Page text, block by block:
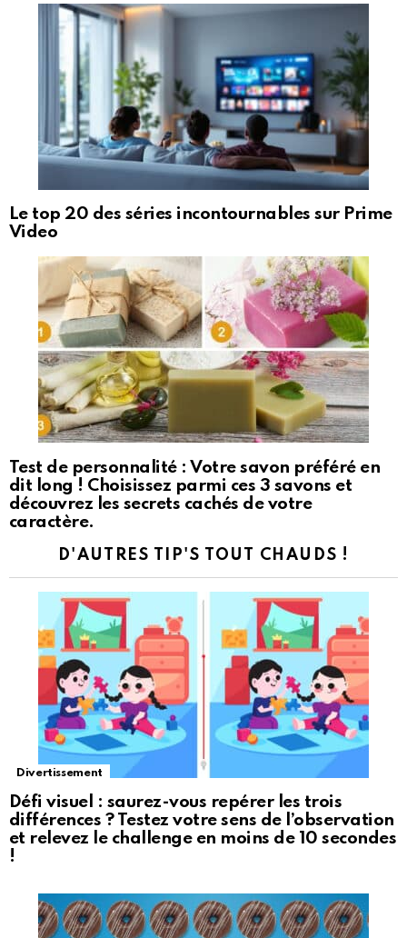
Le top 20 des séries incontournables sur Prime
Video
Test de personnalité : Votre savon préféré en
dit long ! Choisissez parmi ces 3 savons et
découvrez les secrets cachés de votre
caractère.
D'AUTRES TIP'S TOUT CHAUDS !
Divertissement
Défi visuel : saurez-vous repérer les trois
différences ? Testez votre sens de l’observation
et relevez le challenge en moins de 10 secondes
!